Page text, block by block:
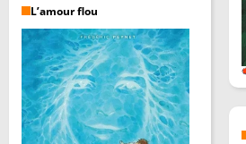
L’amour flou